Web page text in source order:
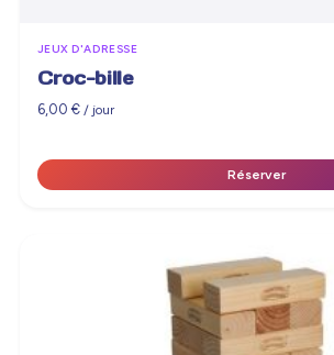
JEUX D'ADRESSE
Croc-bille
6,00€ / jour
Réserver